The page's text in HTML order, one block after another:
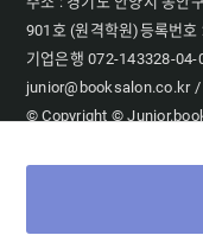
901호 (원격학원)등록번
기업은행 072-143328-04-
junior@booksalon.co.kr
© Copyright ©